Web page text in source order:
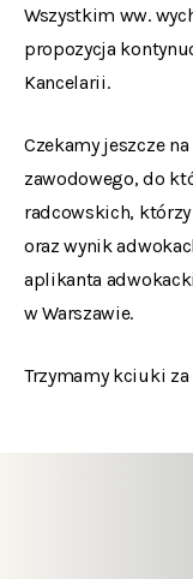
Wszystkim ww.
propozycja
Kancelarii.
Czekamy jeszcze
zawodowego, do
radcowskich,
oraz wynik
aplikanta
w Warszawie.
Trzymamy kciuki za